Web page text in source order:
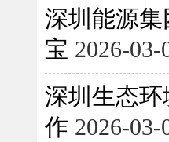
深圳能源
宝 2026-03-
深圳生态
作 2026-03-